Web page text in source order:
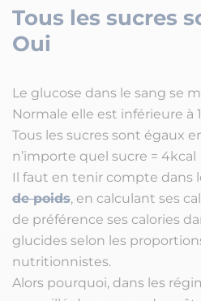
Tous les sucres
Oui
Le glucose dans le sang se
Normale elle est inférieure à
Tous les sucres sont égaux
n’importe quel sucre = 4kcal
Il faut en tenir compte dans
de poids, en calculant ses
de préférence ses calories
glucides selon les
nutritionnistes.
Alors pourquoi, dans les